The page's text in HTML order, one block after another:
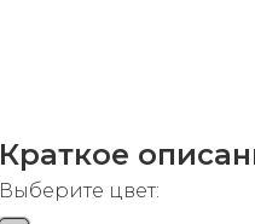
Краткое
Выберите цвет: